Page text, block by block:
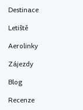
Destinace
Letiště
Aerolinky
Zájezdy
Blog
Recenze